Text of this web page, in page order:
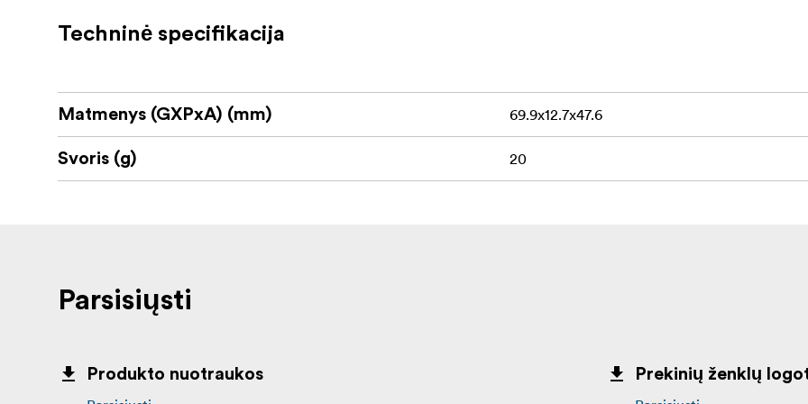
Atverčiamas mechanizmas, leidžiantis greitai pasiekti lęšį
Padeda išlaikyti optinius paviršius švarius transportavimo ir laikymo metu
Techninė specifikacija
Matmenys (GXPxA) (mm) 69.9x12.7x47.6
Svoris (g) 20
Parsisiųsti
Produkto nuotraukos
Prekinių ženklų